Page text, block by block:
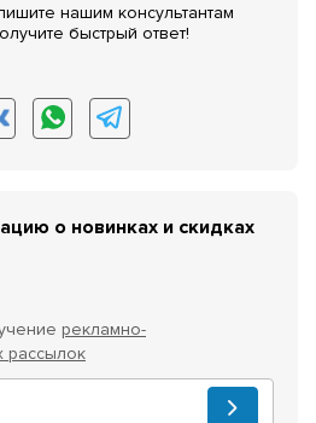
нашим консультантам
быстрый ответ!
о новинках и скидках
рекламно-
рассылок